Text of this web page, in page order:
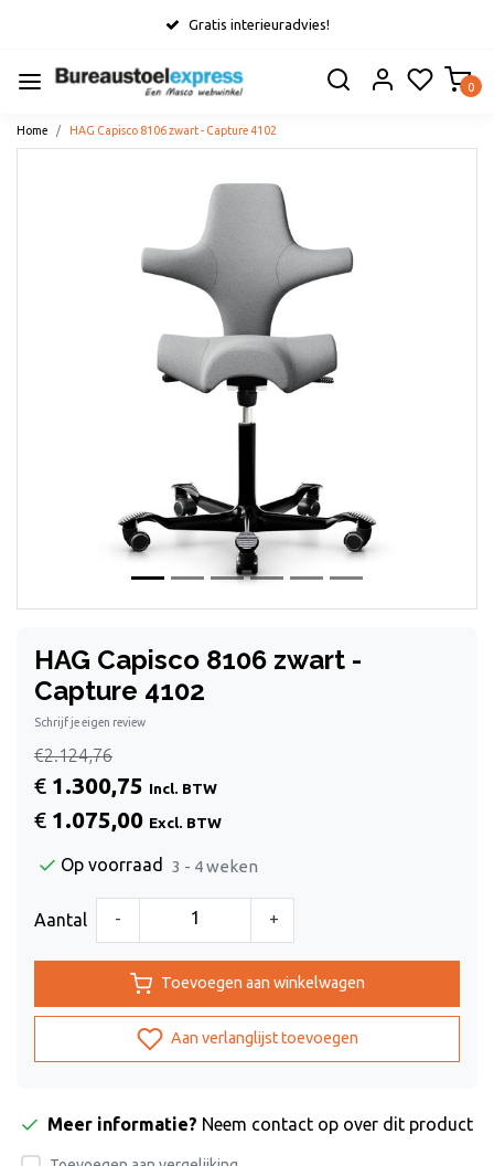
Gratis interieuradvies!
0
Home HAG Capisco 8106 zwart - Capture 4102
HAG Capisco 8106 zwart -
Capture 4102
Schrijf je eigen review
€2.124,76
€ 1.300,75 Incl. BTW
€ 1.075,00 Excl. BTW
Op voorraad 3 - 4 weken
Aantal - +
Toevoegen aan winkelwagen
Aan verlanglijst toevoegen
Meer informatie? Neem contact op over dit product